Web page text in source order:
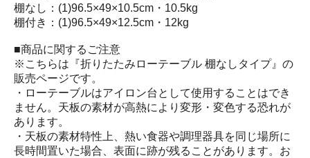
棚なし：(1)96.5×49×10.5cm・10.5kg
棚付き：(1)96.5×49×12.5cm・12kg
■商品に関するご注意
※こちらは『折りたたみローテーブル 棚なしタイプ』の
販売ページです。
・ローテーブルはアイロン台として使用することはでき
ません。天板の素材が高熱により変形・変色する恐れが
あります。
・天板の素材特性上、熱い食器や調理器具を同じ場所に
長時間置いた場合、表面に跡が残ることがあります。お